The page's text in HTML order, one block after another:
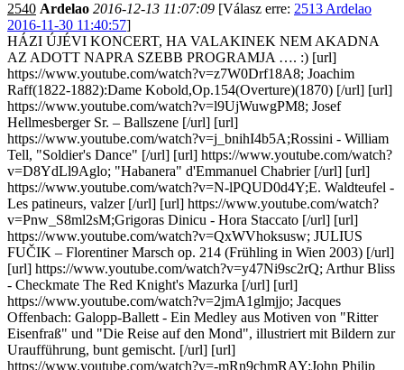
2540 Ardelao 2016-12-13 11:07:09 [Válasz erre: 2513 Ardelao
2016-11-30 11:40:57]
HÁZI ÚJÉVI KONCERT, HA VALAKINEK NEM AKADNA
AZ ADOTT NAPRA SZEBB PROGRAMJA …. :) [url]
https://www.youtube.com/watch?v=z7W0Drf18A8; Joachim
Raff(1822-1882):Dame Kobold,Op.154(Overture)(1870) [/url] [url]
https://www.youtube.com/watch?v=l9UjWuwgPM8; Josef
Hellmesberger Sr. – Ballszene [/url] [url]
https://www.youtube.com/watch?v=j_bnihI4b5A;Rossini - William
Tell, "Soldier's Dance" [/url] [url] https://www.youtube.com/watch?
v=D8YdLl9Aglo; "Habanera" d'Emmanuel Chabrier [/url] [url]
https://www.youtube.com/watch?v=N-lPQUD0d4Y;E. Waldteufel -
Les patineurs, valzer [/url] [url] https://www.youtube.com/watch?
v=Pnw_S8ml2sM;Grigoras Dinicu - Hora Staccato [/url] [url]
https://www.youtube.com/watch?v=QxWVhoksusw; JULIUS
FUČIK – Florentiner Marsch op. 214 (Frühling in Wien 2003) [/url]
[url] https://www.youtube.com/watch?v=y47Ni9sc2rQ; Arthur Bliss
- Checkmate The Red Knight's Mazurka [/url] [url]
https://www.youtube.com/watch?v=2jmA1glmjjo; Jacques
Offenbach: Galopp-Ballett - Ein Medley aus Motiven von "Ritter
Eisenfraß" und "Die Reise auf den Mond", illustriert mit Bildern zur
Uraufführung, bunt gemischt. [/url] [url]
https://www.youtube.com/watch?v=-mRn9chmRAY;John Philip